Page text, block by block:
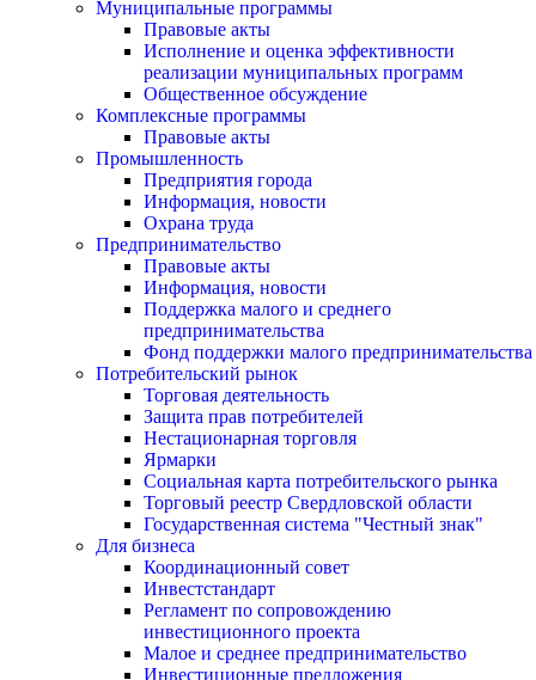
Муниципальные программы
Правовые акты
Исполнение и оценка эффективности
реализации муниципальных программ
Общественное обсуждение
Комплексные программы
Правовые акты
Промышленность
Предприятия города
Информация, новости
Охрана труда
Предпринимательство
Правовые акты
Информация, новости
Поддержка малого и среднего
предпринимательства
Фонд поддержки малого предпринимательства
Потребительский рынок
Торговая деятельность
Защита прав потребителей
Нестационарная торговля
Ярмарки
Социальная карта потребительского рынка
Торговый реестр Свердловской области
Государственная система "Честный знак"
Для бизнеса
Координационный совет
Инвестстандарт
Регламент по сопровождению
инвестиционного проекта
Малое и среднее предпринимательство
Инвестиционные предложения